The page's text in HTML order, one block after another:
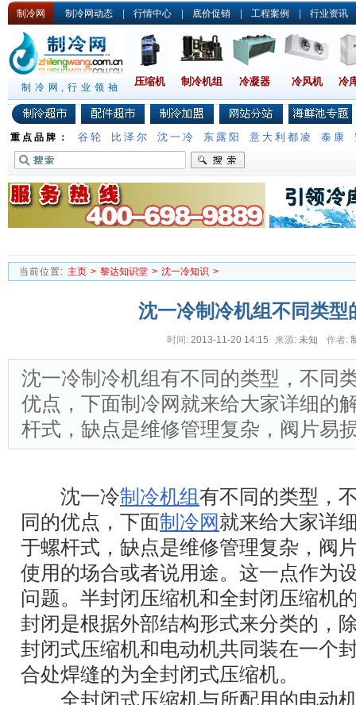
制冷网 制冷网动态 | 行情中心 | 底价促销 | 工程案例 | 行业资讯
制冷网,行业领袖 压缩机 制冷机组 冷凝器 冷风机 冷
重点品牌： 谷轮 比泽尔 沈一冷 东露阳 意大利都凌 泰康
当前位置: 主页 > 黎达知识堂 > 沈一冷知识 >
沈一冷制冷机组不同类型
时间: 2013-11-20 14:15 来源: 未知 作者:
沈一冷制冷机组有不同的类型，不同
优点，下面制冷网就来给大家详细的
杆式，缺点是维修管理复杂，阀片易
沈一冷制冷机组有不同的类型，
同的优点，下面制冷网 就来给大家详
于螺杆式，缺点是维修管理复杂，阀
使用的场合或者说用途。这一点作为
问题。半封闭压缩机和全封闭压缩机
封闭是根据外部结构形式来分类的，
封闭式压缩机和电动机共同装在一个
合处焊缝的为全封闭式压缩机。
全封闭式压缩机与所配用的电动机